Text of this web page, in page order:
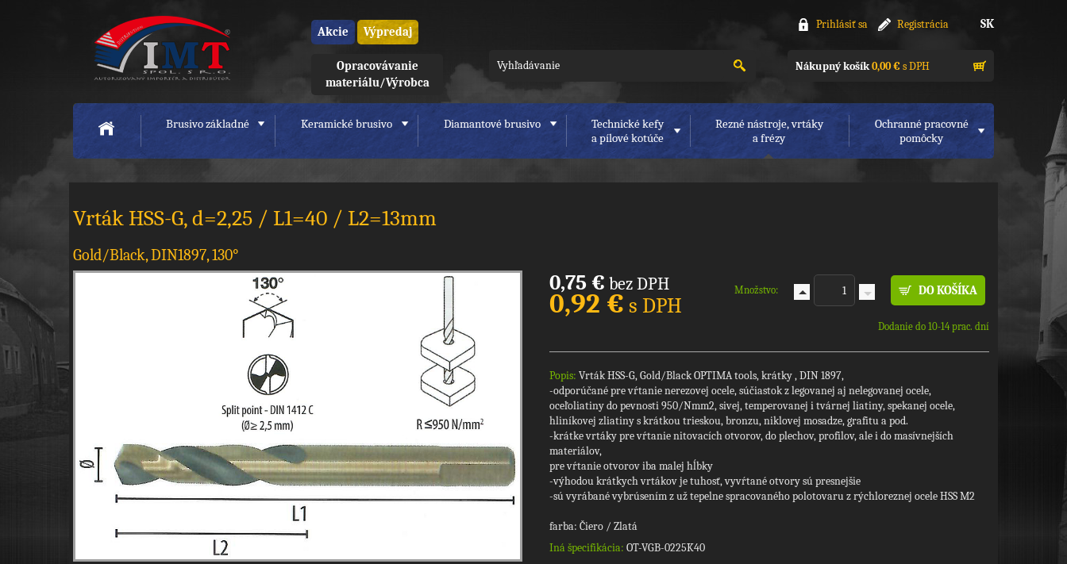
Akcie Výpredaj
Prihlásiť sa Registrácia SK
Opracovávanie
materiálu/Výrobca
Nákupný košík0,00 €s DPH
Brusivo základné Keramické brusivo Diamantové brusivo
Technické kefy
a pílové kotúče
Rezné nástroje, vrtáky
a frézy
Ochranné pracovné
pomôcky
Vrták HSS-G, d=2,25 / L1=40 / L2=13mm
Gold/Black, DIN1897, 130°
0,75 € bez DPH
0,92 € s DPH
Množstvo:
Dodanie do 10-14 prac. dní
Popis: Vrták HSS-G, Gold/Black OPTIMA tools, krátky , DIN 1897,
-odporúčané pre vŕtanie nerezovej ocele, súčiastok z legovanej aj nelegovanej ocele,
oceľoliatiny do pevnosti 950/Nmm2, sivej, temperovanej i tvárnej liatiny, spekanej ocele,
hliníkovej zliatiny s krátkou trieskou, bronzu, niklovej mosadze, grafitu a pod.
-krátke vrtáky pre vŕtanie nitovacích otvorov, do plechov, profilov, ale i do masívnejších
materiálov,
pre vŕtanie otvorov iba malej hĺbky
-výhodou krátkych vrtákov je tuhosť, vyvŕtané otvory sú presnejšie
-sú vyrábané vybrúsením z už tepelne spracovaného polotovaru z rýchloreznej ocele HSS M2
farba: Čiero / Zlatá
Iná špecifikácia: OT-VGB-0225K40